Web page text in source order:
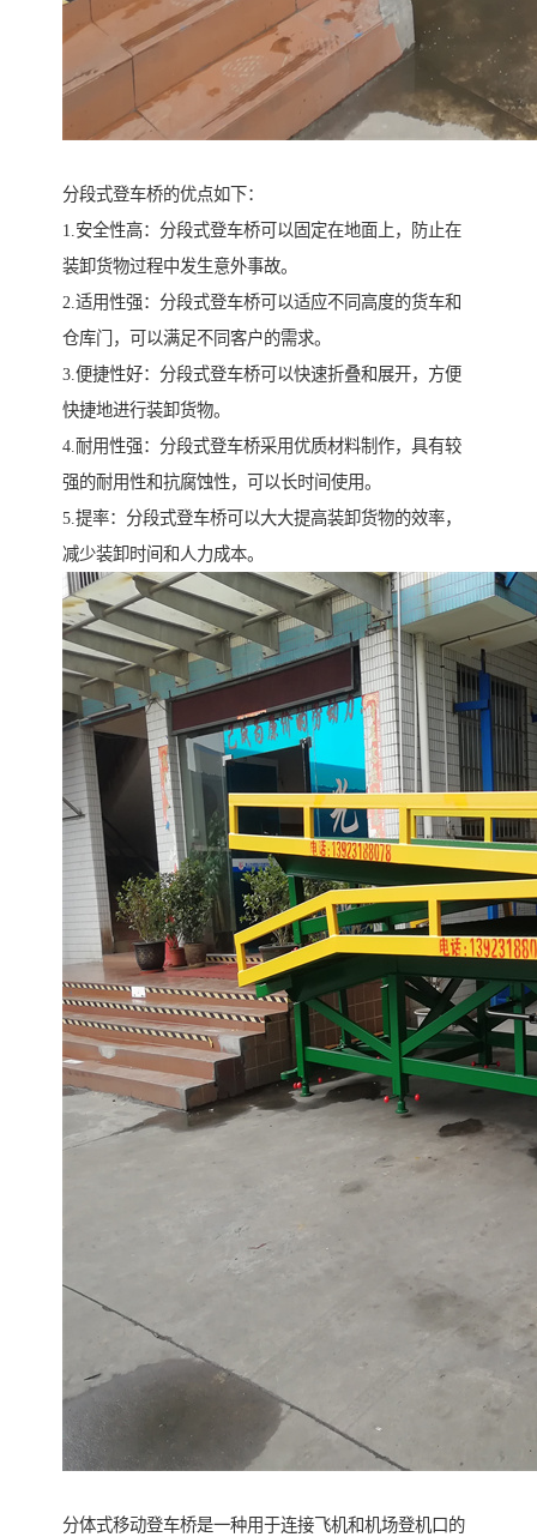
分段式登车桥的优点如下：
1.安全性高：分段式登车桥可以固定在地面上，防止在
装卸货物过程中发生意外事故。
2.适用性强：分段式登车桥可以适应不同高度的货车和
仓库门，可以满足不同客户的需求。
3.便捷性好：分段式登车桥可以快速折叠和展开，方便
快捷地进行装卸货物。
4.耐用性强：分段式登车桥采用优质材料制作，具有较
强的耐用性和抗腐蚀性，可以长时间使用。
5.提率：分段式登车桥可以大大提高装卸货物的效率，
减少装卸时间和人力成本。
分体式移动登车桥是一种用于连接飞机和机场登机口的